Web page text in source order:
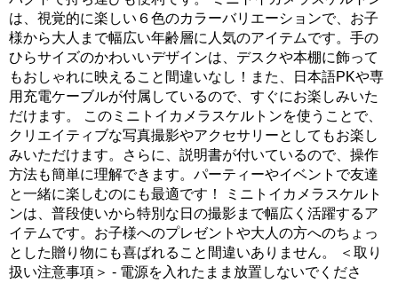
は、視覚的に楽しい６色のカラーバリエーションで、お子
様から大人まで幅広い年齢層に人気のアイテムです。手の
ひらサイズのかわいいデザインは、デスクや本棚に飾って
もおしゃれに映えること間違いなし！また、日本語PKや専
用充電ケーブルが付属しているので、すぐにお楽しみいた
だけます。 このミニトイカメラスケルトンを使うことで、
クリエイティブな写真撮影やアクセサリーとしてもお楽し
みいただけます。さらに、説明書が付いているので、操作
方法も簡単に理解できます。パーティーやイベントで友達
と一緒に楽しむのにも最適です！ ミニトイカメラスケルト
ンは、普段使いから特別な日の撮影まで幅広く活躍するア
イテムです。お子様へのプレゼントや大人の方へのちょっ
とした贈り物にも喜ばれること間違いありません。 ＜取り
扱い注意事項＞ - 電源を入れたまま放置しないでくださ